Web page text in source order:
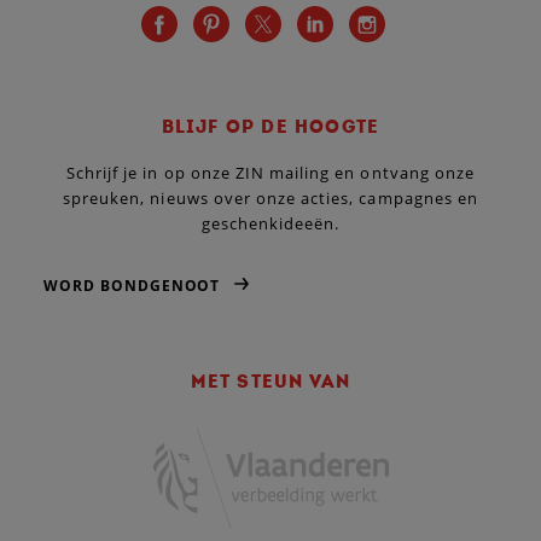
BLIJF OP DE HOOGTE
Schrijf je in op onze ZIN mailing en ontvang onze
spreuken, nieuws over onze acties, campagnes en
geschenkideeën.
WORD BONDGENOOT
MET STEUN VAN